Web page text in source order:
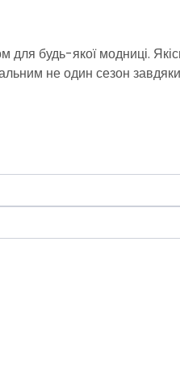
будь-якої модниці.
не один сезон